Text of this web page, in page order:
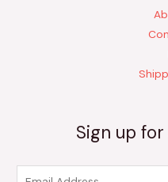
Sign up